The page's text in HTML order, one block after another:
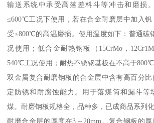
输送系统中承受高落差料斗等冲击和磨损
≤600℃工况下使用，若在合金耐磨层中加入
受≤800℃的高温磨损。使用温度如下：普通碳
况使用；低合金耐热钢板（15CrMo，
540℃工况使用；耐热不锈钢基板在不高于
双金属复合耐磨钢板的合金层中含有高百分
定防锈和耐腐蚀能力。用于落煤筒和漏斗等
煤。耐磨钢板规格全，品种多，已成商品系列化
耐磨合金层的厚度在3～20mm。复合钢板的